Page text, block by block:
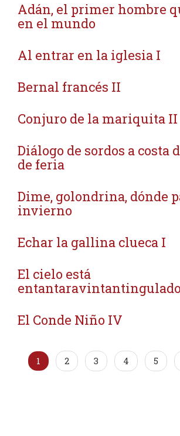
Adán, el primer hombre
en el mundo
Al entrar en la iglesia I
Bernal francés II
Conjuro de la mariquita II
Diálogo de sordos a costa
de feria
Dime, golondrina, dónde
invierno
Echar la gallina clueca I
El cielo está
entantaravintantingulado
El Conde Niño IV
1 2 3 4 5